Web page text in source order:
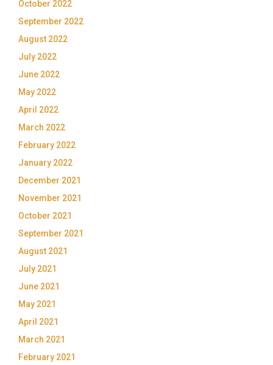
October 2022
September 2022
August 2022
July 2022
June 2022
May 2022
April 2022
March 2022
February 2022
January 2022
December 2021
November 2021
October 2021
September 2021
August 2021
July 2021
June 2021
May 2021
April 2021
March 2021
February 2021